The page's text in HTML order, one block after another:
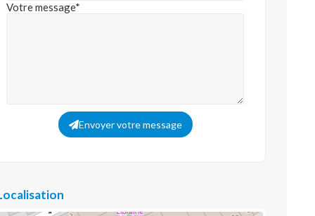
Votre message*
Envoyer votre message